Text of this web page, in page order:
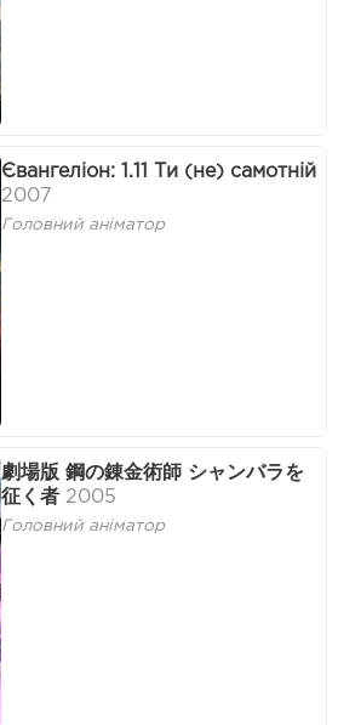
Євангеліон: 1.11 Ти (не) самотній
2007
Головний аніматор
劇場版 鋼の錬金術師 シャンバラを
征く者 2005
Головний аніматор